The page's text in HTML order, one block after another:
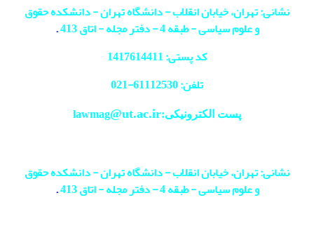
نشانی: تهران، خیابان انقلاب - دانشگاه تهران - دانشکده حقوق
و علوم سیاسی - طبقه 4 - دفتر مجله - اتاق 413
.
کد پستی: 1417614411
تلفن: 61112530-
021
پست الکترونیکی:lawmag@ut.ac.ir
نشانی: تهران، خیابان انقلاب - دانشگاه تهران - دانشکده حقوق
و علوم سیاسی - طبقه 4 - دفتر مجله - اتاق 413
.